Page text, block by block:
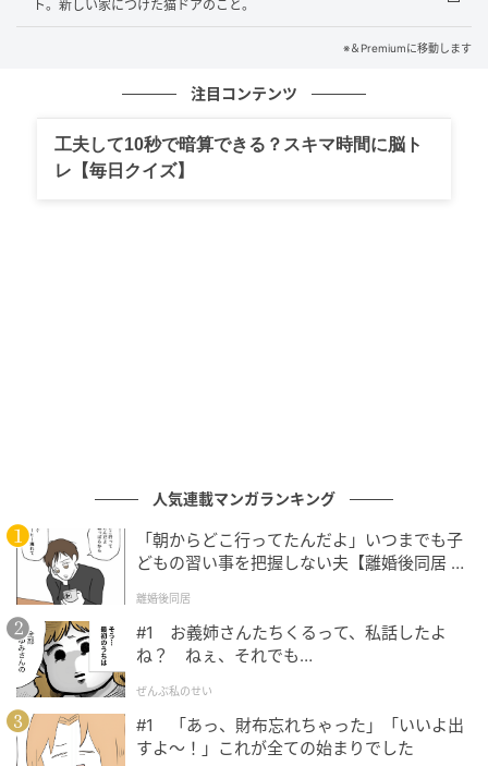
たてると、すぐに逃げてしまう。なんというか、“ビビ
り”なのだ。そしてツンデレ気味でもある。前のねこが
人懐っこい子だったから、独特な距離感に最初は戸惑
ってしまった。性格だけでなく皮膚も薄くて敏感なの
かな、ブラッシングが苦手で、最初は強靭な意志と体
力で跳ね返されていた。長毛種なのでマメにブラッシ
ングをしないと毛玉ができて大変なことになってしま
うのだが、力が強く非力な私ではとてもかなわないの
だ。ならば寝てる隙にと（すぐに気づかれてしまうの
ト。新しい家につけた猫ドアのこと。
※＆Premiumに移動します
注目コンテンツ
工夫して10秒で暗算できる？スキマ時間に脳ト
レ【毎日クイズ】
人気連載マンガランキング
「朝からどこ行ってたんだよ」いつまでも子
どもの習い事を把握しない夫【離婚後同居 Vo
離婚後同居
#1 お義姉さんたちくるって、私話したよ
ね？ ねぇ、それでも…
ぜんぶ私のせい
#1 「あっ、財布忘れちゃった」「いいよ出
すよ〜！」これが全ての始まりでした